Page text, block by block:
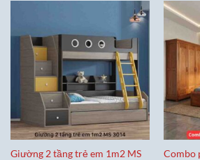
Giường 2 tầng trẻ em 1m2 MS
Combo